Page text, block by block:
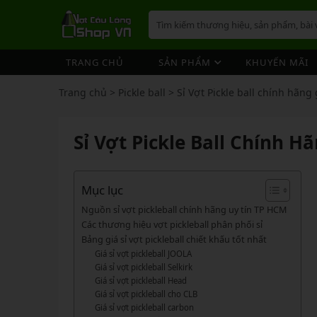
TRANG CHỦ SẢN PHẨM
VỢT CẦU LÔNG
Vợt Cầu Lông Victor
Vợt Cầu Lông Mizuno
Vợt Cầu Lông Hundred
Giày Cầu Lông Mizuno
Giày Cầu Lông Hundred
Xem thêm
PHỤ KIỆN CẦU LÔNG
Cước Cầu Lông
Ống Cầu Lông
Cuốn Cán Cầu Lông
VỢT PICKLEBALL
VỢT CẦU LÔNG
VỢT
GIÀY
GIÀY
GIÀY
ÁO CẦU LÔNG
ÁO
ÁO
QUẦN
TÚI/
TÚI/
TÚI/
PHỤ KIỆN CẦU LÔNG
ỐNG
MÁY ĐAN
PHỤ
VỢT PICKLEBALL
PHỤ KIỆN PICKLE BALL
NÓN
KHUYẾN MÃI
Trang chủ > Pickle ball > Sỉ Vợt Pickle ball chính hãng
Sỉ Vợt Pickle Ball Chính
Mục lục
Nguồn sỉ vợt pickleball chính hãng uy tín TP HCM
Các thương hiệu vợt pickleball phân phối sỉ
Bảng giá sỉ vợt pickleball chiết khấu tốt nhất
Giá sỉ vợt pickleball JOOLA
Giá sỉ vợt pickleball Selkirk
Giá sỉ vợt pickleball Head
Giá sỉ vợt pickleball cho CLB
Giá sỉ vợt pickleball carbon